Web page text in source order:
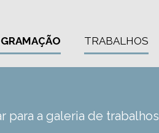
TRABALHOS
para a galeria de trabalhos